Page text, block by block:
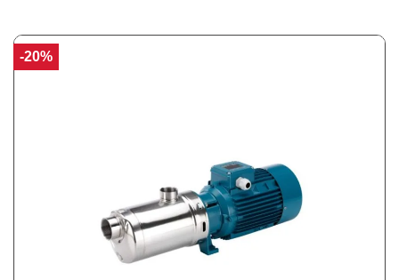
-20%